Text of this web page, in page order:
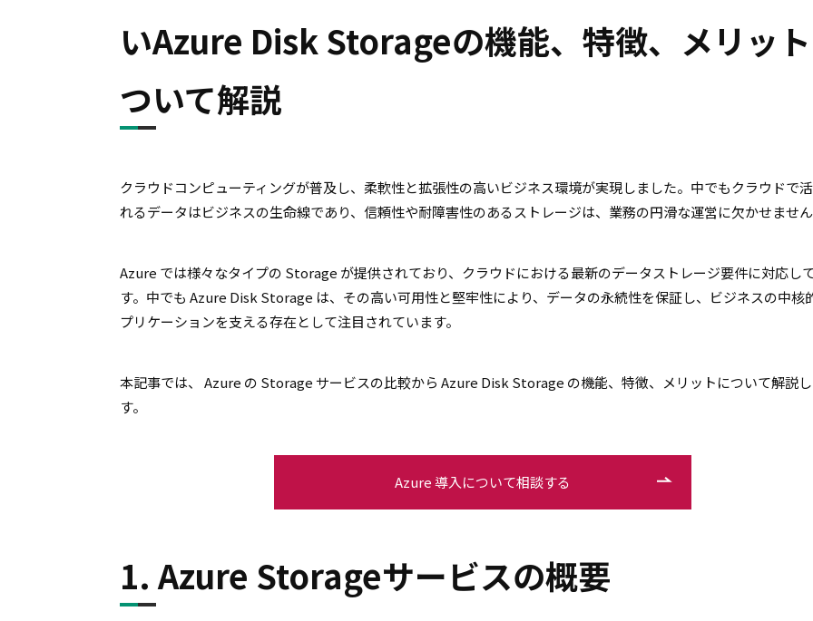
いAzure Disk Storageの機能、特徴、メリッ
ついて解説
クラウドコンピューティングが普及し、柔軟性と拡張性の高いビジネス環境が実現しました。中でもクラウドで
れるデータはビジネスの生命線であり、信頼性や耐障害性のあるストレージは、業務の円滑な運営に欠かせません
Azure では様々なタイプの Storage が提供されており、クラウドにおける最新のデータストレージ要件に対応し
す。中でも Azure Disk Storage は、その高い可用性と堅牢性により、データの永続性を保証し、ビジネスの中核
プリケーションを支える存在として注目されています。
本記事では、 Azure の Storage サービスの比較から Azure Disk Storage の機能、特徴、メリットについて解説
す。
Azure 導入について相談する
1. Azure Storageサービスの概要